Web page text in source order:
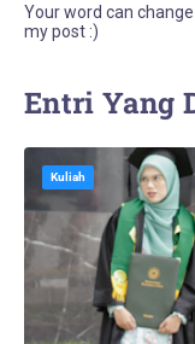
Your word can
my post :)
Entri Yang
Kuliah